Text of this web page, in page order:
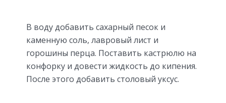
В воду добавить сахарный песок и
каменную соль, лавровый лист и
горошины перца. Поставить кастрюлю на
конфорку и довести жидкость до кипения.
После этого добавить столовый уксус.